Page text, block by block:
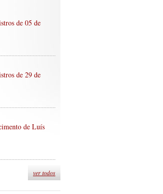
de 05 de
de 29 de
de Luís
ver todos